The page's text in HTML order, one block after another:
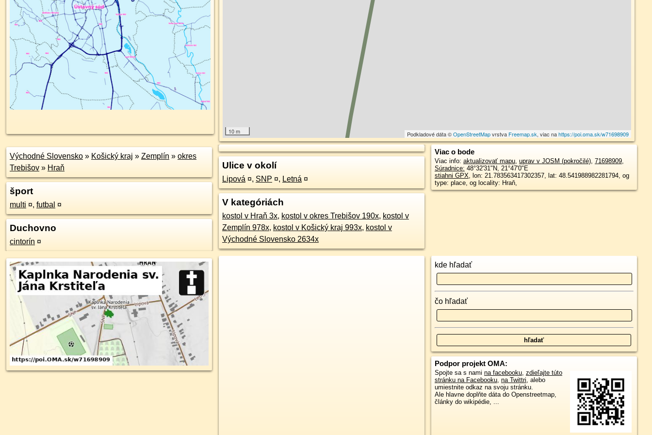
10 m Podkladové dáta ©OpenStreetMapvrstva Freemap.sk, viac nahttps://poi.oma.sk/w71698909
Východné Slovensko » Košický kraj » Zemplín » okres
Trebišov » Hraň
šport
multi ¤, futbal ¤
Duchovno
cintorín ¤
Ulice v okolí
Lipová ¤, SNP ¤, Letná ¤
V kategóriách
kostol v Hraň 3x, kostol v okres Trebišov 190x, kostol v
Zemplín 978x, kostol v Košický kraj 993x, kostol v
Východné Slovensko 2634x
Viac o bode
Viac info: aktualizovať mapu, uprav v JOSM (pokročilé), 71698909,
Súradnice: 48°32'31"N, 21°47'0"E
stiahni GPX, lon: 21.783563417302357, lat: 48.541988982281794, og
type: place, og locality: Hraň,
kde hľadať
čo hľadať
Podpor projekt OMA:
Spojte sa s nami na facebooku, zdieľajte túto
stránku na Facebooku, na Twittri, alebo
umiestnite odkaz na svoju stránku.
Ale hlavne doplňte dáta do Openstreetmap,
články do wikipédie, ...